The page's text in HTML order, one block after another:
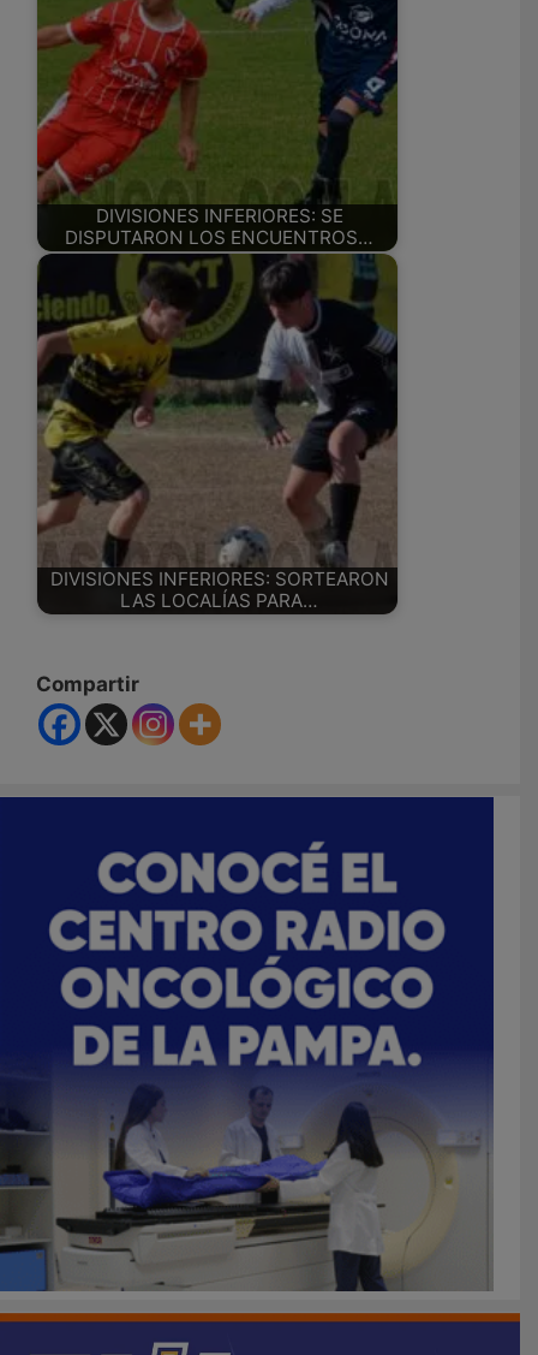
DIVISIONES INFERIORES: SE
DISPUTARON LOS ENCUENTROS…
DIVISIONES INFERIORES: SORTEARON
LAS LOCALÍAS PARA…
Compartir